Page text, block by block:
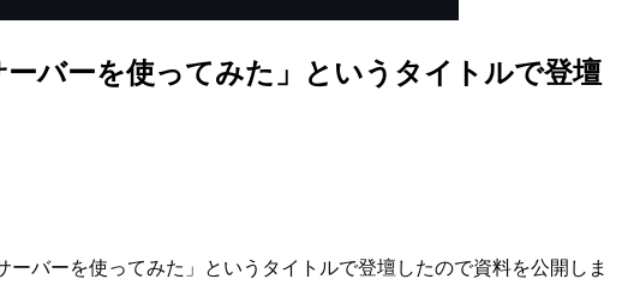
バーを使ってみた」というタイトルで登壇
バーを使ってみた」というタイトルで登壇したので資料を公開しま